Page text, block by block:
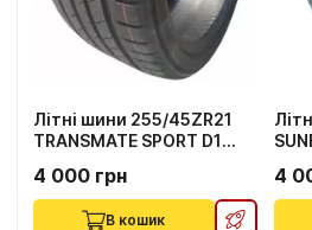
Літні шини 255/45ZR21
TRANSMATE SPORT D1
4 000 грн
В кошик
4